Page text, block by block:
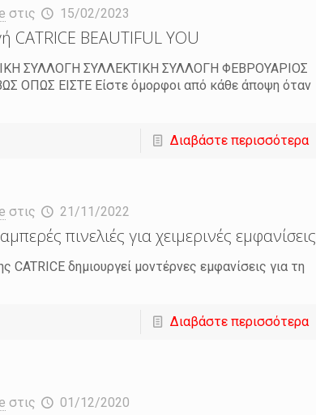
στις 15/02/2023
CATRICE BEAUTIFUL YOU
ΣΥΛΛΟΓΗ ΣΥΛΛΕΚΤΙΚΗ ΣΥΛΛΟΓΗ ΦΕΒΡΟΥΑΡΙΟΣ
ΟΠΩΣ ΕΙΣΤΕ Είστε όμορφοι από κάθε άποψη όταν
Διαβάστε περισσότερα
στις 21/11/2022
πινελιές για χειμερινές εμφανίσεις
CATRICE δημιουργεί μοντέρνες εμφανίσεις για τη
Διαβάστε περισσότερα
στις 01/12/2020